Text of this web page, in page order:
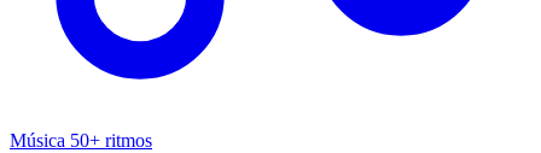
Música 50+ ritmos